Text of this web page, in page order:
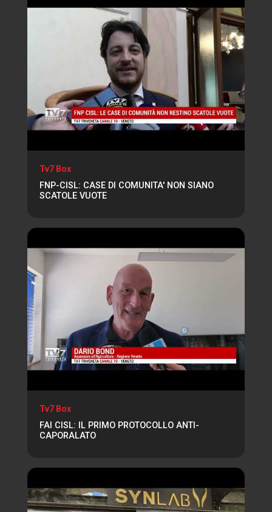
Tv7 Box
FNP-CISL: CASE DI COMUNITA' NON SIANO
SCATOLE VUOTE
Tv7 Box
FAI CISL: IL PRIMO PROTOCOLLO ANTI-
CAPORALATO